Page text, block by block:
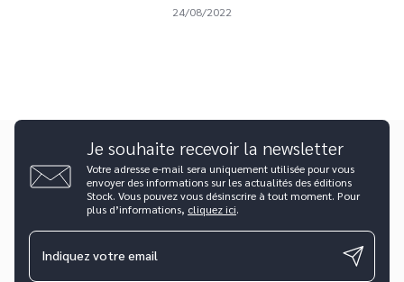
24/08/2022
Je souhaite recevoir la newsletter
Votre adresse e-mail sera uniquement utilisée pour vous
envoyer des informations sur les actualités des éditions
Stock. Vous pouvez vous désinscrire à tout moment. Pour
plus d’informations, cliquez ici.
Indiquez votre email